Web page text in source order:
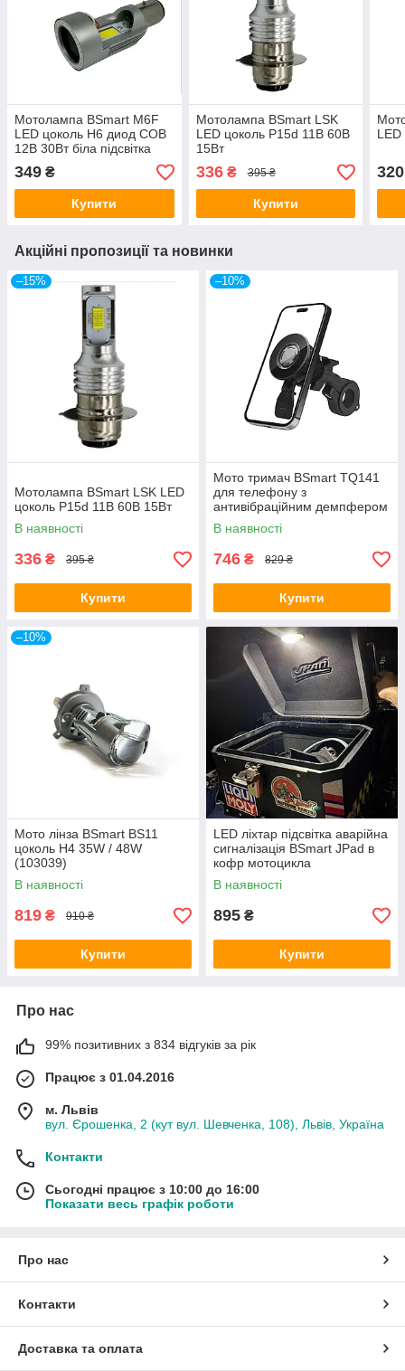
Мотолампа BSmart M6F
LED цоколь H6 диод COB
12В 30Вт біла підсвітка
білий
349 ₴
Купити
Мотолампа BSmart LSK
LED цоколь P15d 11В 60В
15Вт
336₴ 395 ₴
Купити
LED
320
Акційні пропозиції та новинки
–15%
Мотолампа BSmart LSK LED
цоколь P15d 11В 60В 15Вт
В наявності
336 ₴ 395 ₴
Купити
–10%
Мото тримач BSmart TQ141
для телефону з
антивібраційним демпфером
на кермо
В наявності
746 ₴ 829 ₴
Купити
–10%
Мото лінза BSmart BS11
цоколь H4 35W / 48W
(103039)
В наявності
819 ₴ 910 ₴
Купити
LED ліхтар підсвітка аварійна
сигналізація BSmart JPad в
кофр мотоцикла
В наявності
895 ₴
Купити
Про нас
99% позитивних з 834 відгуків за рік
Працює з 01.04.2016
м. Львів
вул. Єрошенка, 2 (кут вул. Шевченка, 108), Львів, Україна
Контакти
Сьогодні працює з 10:00 до 16:00
Показати весь графік роботи
Про нас
Контакти
Доставка та оплата